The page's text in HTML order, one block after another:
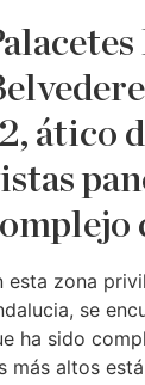
ático
esta zona
se
ha sido
más altos